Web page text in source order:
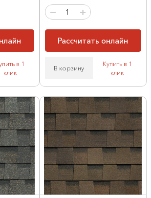
в 1
клик
Рассчитать онлайн
В корзину
Купить в 1
клик